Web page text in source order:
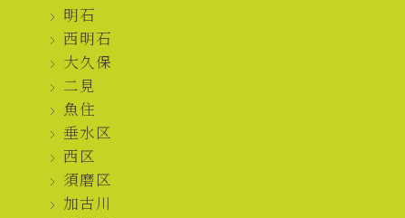
明石
西明石
大久保
二見
魚住
垂水区
西区
須磨区
加古川